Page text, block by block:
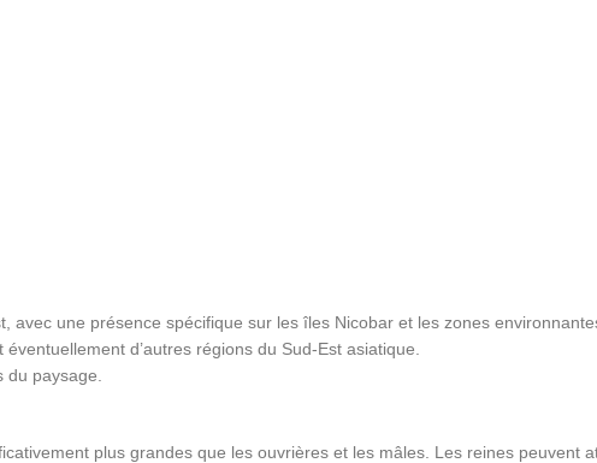
une présence spécifique sur les îles Nicobar et les zones
d’autres régions du Sud-Est asiatique.
paysage.
plus grandes que les ouvrières et les mâles. Les reines peuvent